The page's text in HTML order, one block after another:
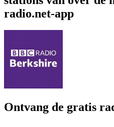
radio.net-app
Ontvang de gratis